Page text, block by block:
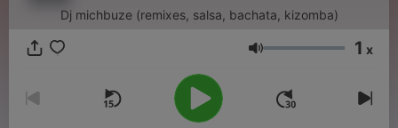
Dj michbuze (remixes, salsa, bachata, kizomba)
Volumen 1 x